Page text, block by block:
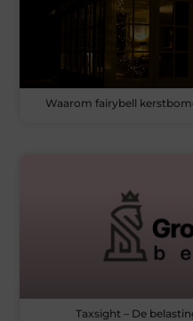
Waarom fairybell
Taxsight – De